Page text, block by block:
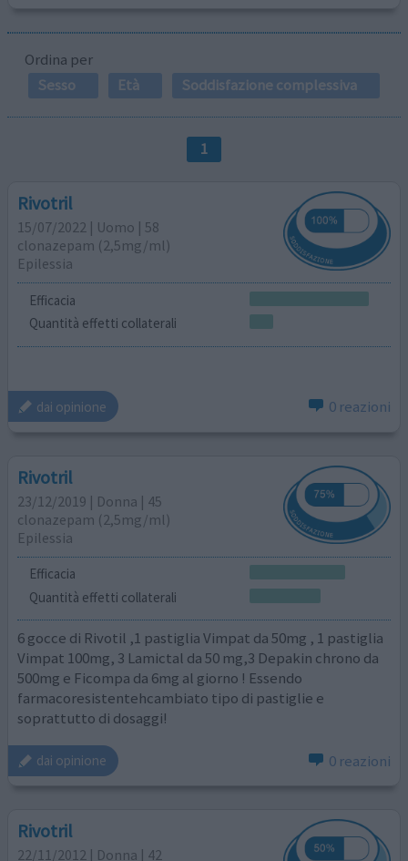
Ordina per
Sesso
Età Soddisfazione complessiva
1
Rivotril
15/07/2022 | Uomo | 58
clonazepam (2,5mg/ml)
Epilessia
Efficacia
Quantità effetti collaterali
dai opinione 0 reazioni
Rivotril
23/12/2019 | Donna | 45
clonazepam (2,5mg/ml)
Epilessia
Efficacia
Quantità effetti collaterali
6 gocce di Rivotil ,1 pastiglia Vimpat da 50mg , 1 pastiglia
Vimpat 100mg, 3 Lamictal da 50 mg,3 Depakin chrono da
500mg e Ficompa da 6mg al giorno ! Essendo
farmacoresistentehcambiato tipo di pastiglie e
soprattutto di dosaggi!
dai opinione 0 reazioni
Rivotril
22/11/2012 | Donna | 42